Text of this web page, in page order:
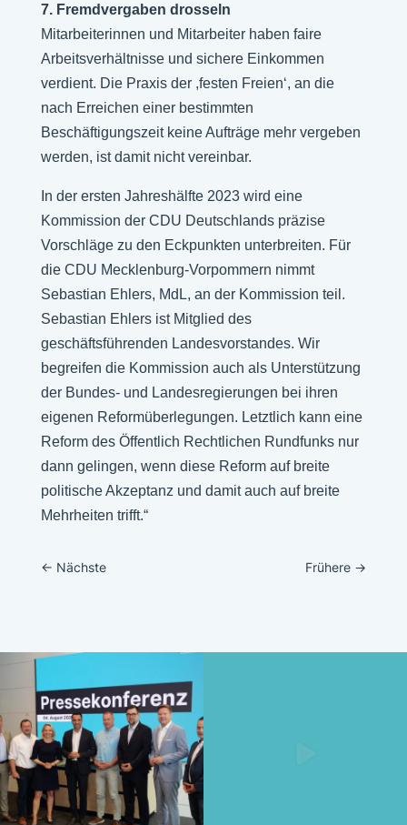
7. Fremdvergaben drosseln
Mitarbeiterinnen und Mitarbeiter haben faire
Arbeitsverhältnisse und sichere Einkommen
verdient. Die Praxis der ,festen Freien‘, an die
nach Erreichen einer bestimmten
Beschäftigungszeit keine Aufträge mehr vergeben
werden, ist damit nicht vereinbar.
In der ersten Jahreshälfte 2023 wird eine
Kommission der CDU Deutschlands präzise
Vorschläge zu den Eckpunkten unterbreiten. Für
die CDU Mecklenburg-Vorpommern nimmt
Sebastian Ehlers, MdL, an der Kommission teil.
Sebastian Ehlers ist Mitglied des
geschäftsführenden Landesvorstandes. Wir
begreifen die Kommission auch als Unterstützung
der Bundes- und Landesregierungen bei ihren
eigenen Reformüberlegungen. Letztlich kann eine
Reform des Öffentlich Rechtlichen Rundfunks nur
dann gelingen, wenn diese Reform auf breite
politische Akzeptanz und damit auch auf breite
Mehrheiten trifft.“
← Nächste Frühere →